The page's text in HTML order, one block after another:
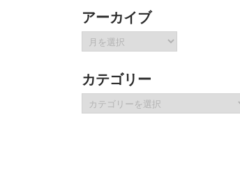
アーカイブ
ア
ー
イ
ブ
カテゴリー
テ